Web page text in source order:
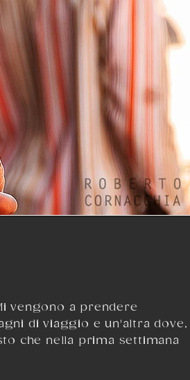
vengono a prendere
di viaggio e un'altra dove,
che nella prima settimana